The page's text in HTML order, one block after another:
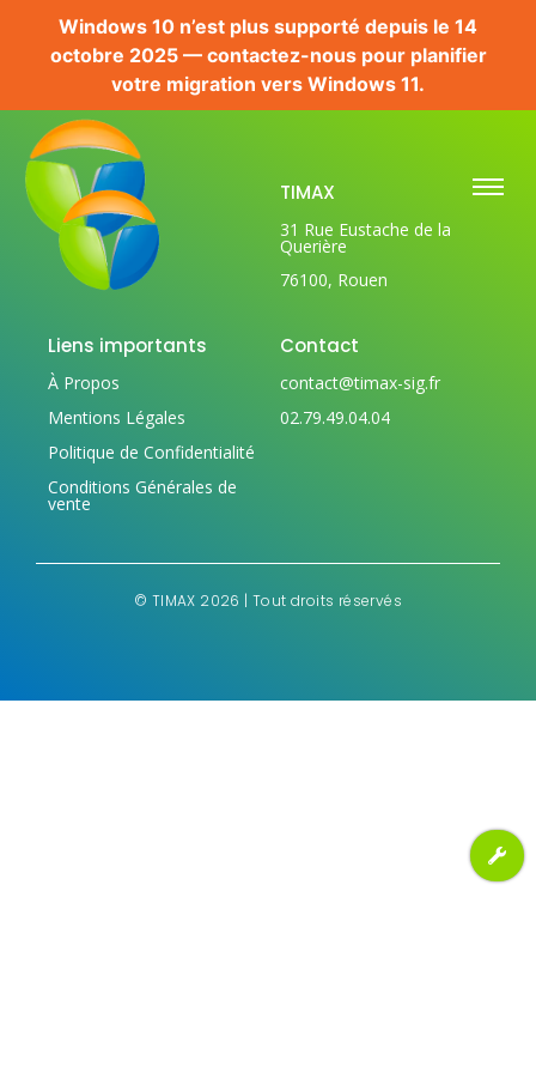
Windows 10 n’est plus supporté depuis le 14
octobre 2025 — contactez-nous pour planifier
votre migration vers Windows 11.
TIMAX
31 Rue Eustache de la
Querière
76100, Rouen
Liens importants
À Propos
Mentions Légales
Politique de Confidentialité
Conditions Générales de
vente
Contact
contact@timax-sig.fr
02.79.49.04.04
© TIMAX 2026 | Tout droits réservés